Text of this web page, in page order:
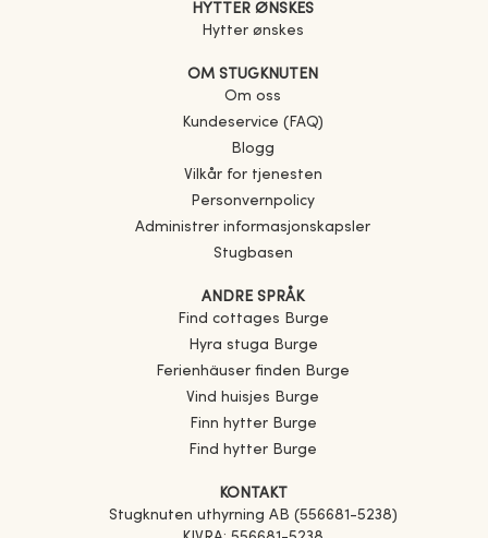
HYTTER ØNSKES
Hytter ønskes
OM STUGKNUTEN
Om oss
Kundeservice (FAQ)
Blogg
Vilkår for tjenesten
Personvernpolicy
Administrer informasjonskapsler
Stugbasen
ANDRE SPRÅK
Find cottages
Burge
Hyra stuga
Burge
Ferienhäuser finden
Burge
Vind huisjes
Burge
Finn hytter Burge
Find hytter Burge
KONTAKT
Stugknuten uthyrning AB (556681-5238)